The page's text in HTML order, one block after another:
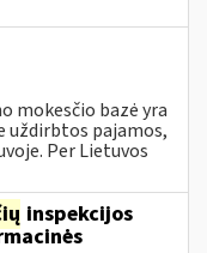
mokesčio bazė yra
uždirbtos pajamos,
Per Lietuvos
inspekcijos